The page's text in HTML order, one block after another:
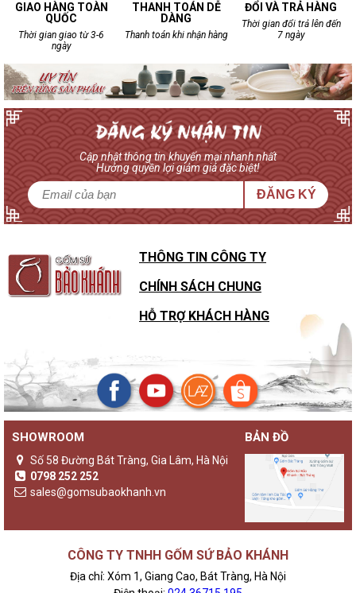
GIAO HÀNG TOÀN
QUỐC
Thời gian giao từ 3-6
ngày
THANH TOÁN DỄ
DÀNG
Thanh toán khi nhận hàng
ĐỔI VÀ TRẢ HÀNG
Thời gian đổi trả lên đến
7 ngày
Cập nhật thông tin khuyến mại nhanh nhất
Hưởng quyền lợi giảm giá đặc biệt!
ĐĂNG KÝ
THÔNG TIN CÔNG TY
CHÍNH SÁCH CHUNG
HỖ TRỢ KHÁCH HÀNG
SHOWROOM
Số 58 Đường Bát Tràng, Gia Lâm, Hà Nội
0798 252 252
sales@gomsubaokhanh.vn
BẢN ĐỒ
CÔNG TY TNHH GỐM SỨ BẢO KHÁNH
Địa chỉ: Xóm 1, Giang Cao, Bát Tràng, Hà Nội